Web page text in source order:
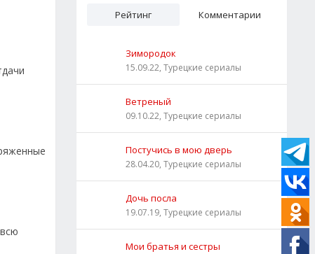
Рейтинг Комментарии
Зимородок
15.09.22, Турецкие сериалы
Ветреный
09.10.22, Турецкие сериалы
Постучись в мою дверь
28.04.20, Турецкие сериалы
Дочь посла
19.07.19, Турецкие сериалы
Мои братья и сестры